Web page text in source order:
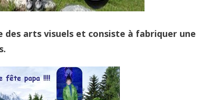
arts visuels et consiste à fabriquer une